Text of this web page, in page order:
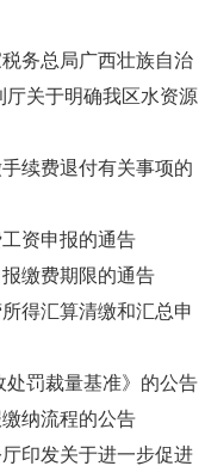
务总局广西壮族自治
厅关于明确我区水资源
续费退付有关事项的
资申报的通告
缴费期限的通告
得汇算清缴和汇总申
处罚裁量基准》的公告
纳流程的公告
印发关于进一步促进